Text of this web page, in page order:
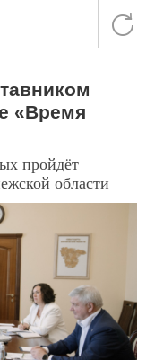
«Время
пройдёт
области